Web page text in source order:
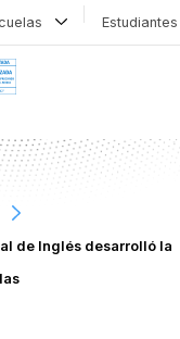
Estudiantes
de Inglés desarrolló la